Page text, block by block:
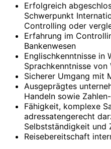
Erfolgreich
Schwerpunkt
Controlling oder
Erfahrung im
Bankenwesen
Englischkenntnisse in
Sprachkenntnisse von
Sicherer Umgang mit
Ausgeprägtes
Handeln sowie
Fähigkeit, komplexe
adressatengerecht
Selbstständigkeit und
Reisebereitschaft